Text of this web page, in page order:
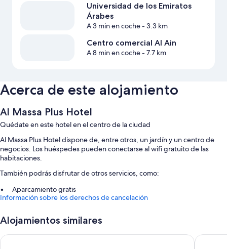
Universidad de los Emiratos
Árabes
A 3 min en coche- 3.3 km
Centro comercial Al Ain
A 8 min en coche- 7.7 km
Acerca de este alojamiento
Al Massa Plus Hotel
Quédate en este hotel en el centro de la ciudad
Al Massa Plus Hotel dispone de, entre otros, un jardín y un centro de
negocios. Los huéspedes pueden conectarse al wifi gratuito de las
habitaciones.
También podrás disfrutar de otros servicios, como:
Aparcamiento gratis
Servicios de conserjería, consigna de equipaje y un servicio de
Una sala de reuniones, un ascensor y una televisión en la zona
común
Información sobre los derechos de cancelación
Alojamientos similares
Asfar Resorts